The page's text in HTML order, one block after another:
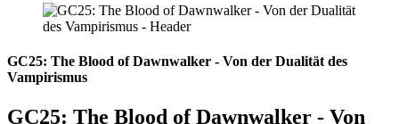
GC25: The Blood of Dawnwalker - Von der Dualität des
Vampirismus
GC25: The Blood of Dawnwalker - Von